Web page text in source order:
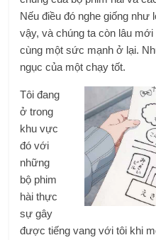
Nếu điều đó nghe giống
vậy, và chúng ta còn lâu
cùng một sức mạnh ở lại.
ngục của một chạy tốt.
Tôi đang
ở trong
khu vực
đó với
những
bộ phim
hài thực
sự gây
được tiếng vang với tôi khi